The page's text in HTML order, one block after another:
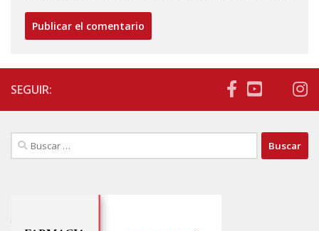
SEGUIR:
Buscar: